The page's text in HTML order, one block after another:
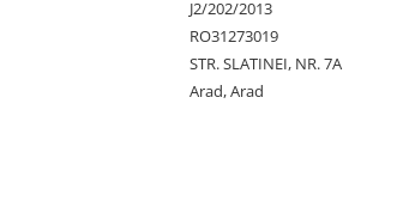
J2/202/2013
RO31273019
STR. SLATINEI, NR. 7A
Arad, Arad